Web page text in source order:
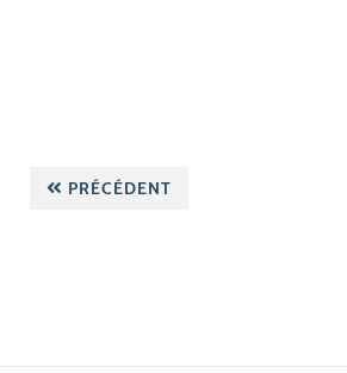
PRÉCÉDENT